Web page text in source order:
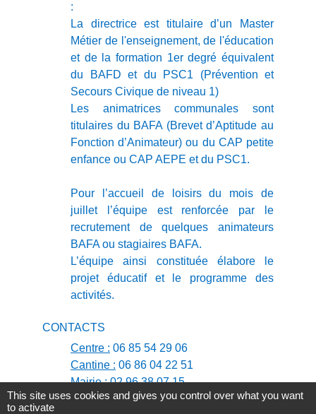
:
La directrice est titulaire d’un Master
Métier de l'enseignement, de l'éducation
et de la formation 1er degré équivalent
du BAFD et du PSC1 (Prévention et
Secours Civique de niveau 1)
Les animatrices communales sont
titulaires du BAFA (Brevet d’Aptitude au
Fonction d’Animateur) ou du CAP petite
enfance ou CAP AEPE et du PSC1.
Pour l’accueil de loisirs du mois de
juillet l’équipe est renforcée par le
recrutement de quelques animateurs
BAFA ou stagiaires BAFA.
L’équipe ainsi constituée élabore le
projet éducatif et le programme des
activités.
CONTACTS
Centre : 06 85 54 29 06
Cantine : 06 86 04 22 51
Mairie :02 96 38 07 15
This site uses cookies and gives you control over what you want
to activate